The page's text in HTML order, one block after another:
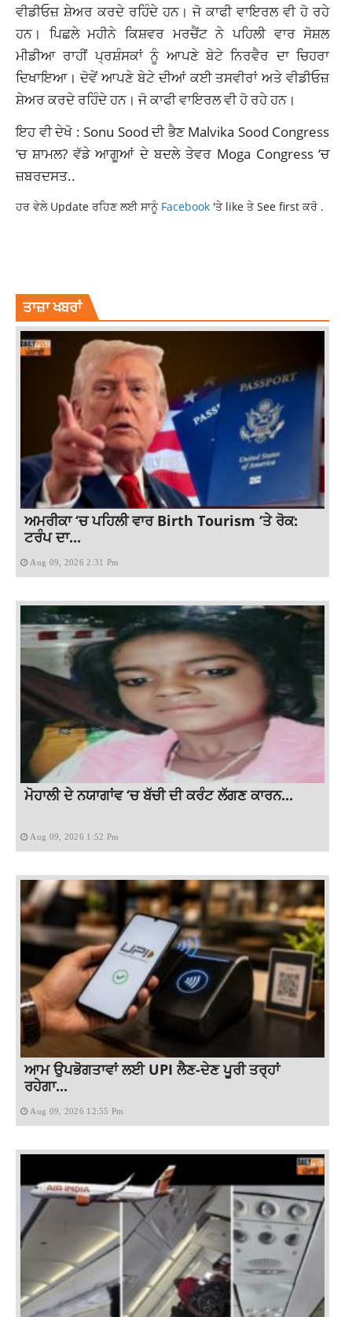
ਵੀਡੀਓਜ਼ ਸ਼ੇਅਰ ਕਰਦੇ ਰਹਿੰਦੇ ਹਨ। ਜੋ ਕਾਫੀ ਵਾਇਰਲ ਵੀ ਹੋ ਰਹੇ
ਹਨ। ਪਿਛਲੇ ਮਹੀਨੇ ਕਿਸ਼ਵਰ ਮਰਚੈਂਟ ਨੇ ਪਹਿਲੀ ਵਾਰ ਸੋਸ਼ਲ
ਮੀਡੀਆ ਰਾਹੀਂ ਪ੍ਰਸ਼ੰਸਕਾਂ ਨੂੰ ਆਪਣੇ ਬੇਟੇ ਨਿਰਵੈਰ ਦਾ ਚਿਹਰਾ
ਦਿਖਾਇਆ। ਦੋਵੇਂ ਆਪਣੇ ਬੇਟੇ ਦੀਆਂ ਕਈ ਤਸਵੀਰਾਂ ਅਤੇ ਵੀਡੀਓਜ਼
ਸ਼ੇਅਰ ਕਰਦੇ ਰਹਿੰਦੇ ਹਨ। ਜੋ ਕਾਫੀ ਵਾਇਰਲ ਵੀ ਹੋ ਰਹੇ ਹਨ।
ਇਹ ਵੀ ਦੇਖੋ : Sonu Sood ਦੀ ਭੈਣ Malvika Sood Congress
‘ਚ ਸ਼ਾਮਲ? ਵੱਡੇ ਆਗੂਆਂ ਦੇ ਬਦਲੇ ਤੇਵਰ Moga Congress ‘ਚ
ਜ਼ਬਰਦਸਤ..
ਹਰ ਵੇਲੇ Update ਰਹਿਣ ਲਈ ਸਾਨੂੰ Facebook 'ਤੇ like ਤੇ See first ਕਰੋ .
ਤਾਜ਼ਾ ਖਬਰਾਂ
ਅਮਰੀਕਾ ‘ਚ ਪਹਿਲੀ ਵਾਰ Birth Tourism ‘ਤੇ ਰੋਕ:
ਟਰੰਪ ਦਾ...
Aug 09, 2026 2:31 Pm
ਮੋਹਾਲੀ ਦੇ ਨਯਾਗਾਂਵ ‘ਚ ਬੱਚੀ ਦੀ ਕਰੰਟ ਲੱਗਣ ਕਾਰਨ...
Aug 09, 2026 1:52 Pm
ਆਮ ਉਪਭੋਗਤਾਵਾਂ ਲਈ UPI ਲੈਣ-ਦੇਣ ਪੂਰੀ ਤਰ੍ਹਾਂ
ਰਹੇਗਾ...
Aug 09, 2026 12:55 Pm